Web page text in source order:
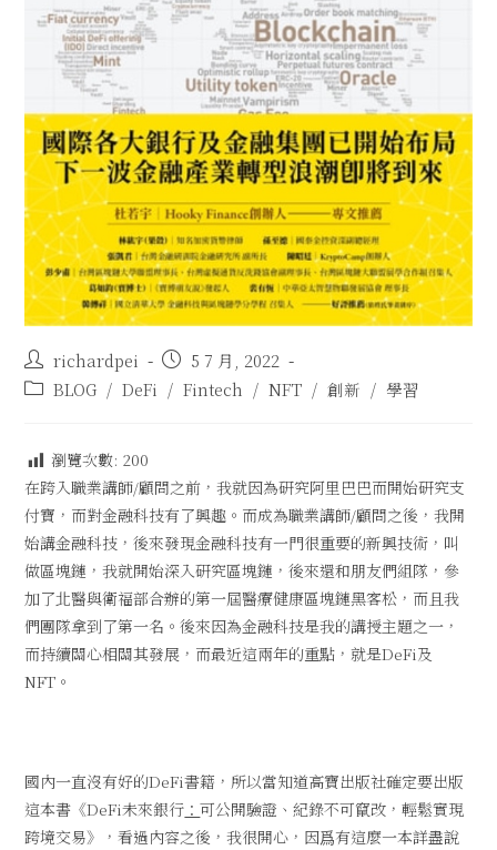
richardpei
5 7 月, 2022
BLOG / DeFi / Fintech / NFT / 創新 / 學習
瀏覽次數: 200
在跨入職業講師/顧問之前，我就因為研究阿里巴巴而開始研究支
付寶，而對金融科技有了興趣。而成為職業講師/顧問之後，我開
始講金融科技，後來發現金融科技有一門很重要的新興技術，叫
做區塊鏈，我就開始深入研究區塊鏈，後來還和朋友們組隊，參
加了北醫與衛福部合辦的第一屆醫療健康區塊鏈黑客松，而且我
們團隊拿到了第一名。後來因為金融科技是我的講授主題之一，
而持續關心相關其發展，而最近這兩年的重點，就是DeFi及
NFT。
國內一直沒有好的DeFi書籍，所以當知道高寶出版社確定要出版
這本書《DeFi未來銀行 ：可公開驗證、紀錄不可竄改，輕鬆實現
跨境交易》，看過內容之後，我很開心，因爲有這麼一本詳盡說